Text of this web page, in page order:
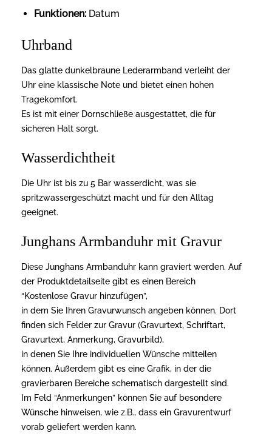
Funktionen:Datum
Uhrband
Das glatte dunkelbraune Lederarmband verleiht der
Uhr eine klassische Note und bietet einen hohen
Tragekomfort.
Es ist mit einer Dornschließe ausgestattet, die für
sicheren Halt sorgt.
Wasserdichtheit
Die Uhr ist bis zu 5 Bar wasserdicht, was sie
spritzwassergeschützt macht und für den Alltag
geeignet.
Junghans Armbanduhr mit Gravur
Diese Junghans Armbanduhr kann graviert werden. Auf
der Produktdetailseite gibt es einen Bereich
“Kostenlose Gravur hinzufügen”,
in dem Sie Ihren Gravurwunsch angeben können. Dort
finden sich Felder zur Gravur (Gravurtext, Schriftart,
Gravurtext, Anmerkung, Gravurbild),
in denen Sie Ihre individuellen Wünsche mitteilen
können. Außerdem gibt es eine Grafik, in der die
gravierbaren Bereiche schematisch dargestellt sind.
Im Feld “Anmerkungen” können Sie auf besondere
Wünsche hinweisen, wie z.B., dass ein Gravurentwurf
vorab geliefert werden kann.